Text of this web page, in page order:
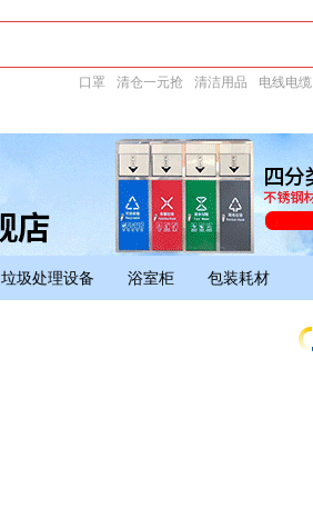
口罩 清仓一元抢 清洁用品 电线电缆
垃圾处理设备 浴室柜 包装耗材